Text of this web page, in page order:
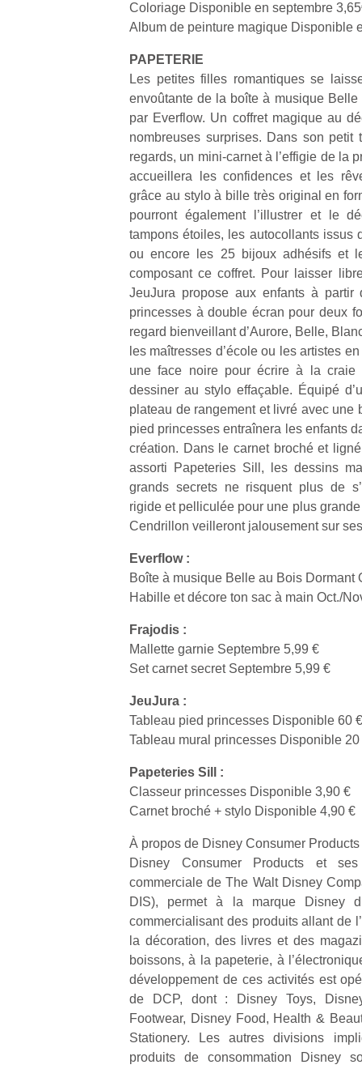
Coloriage Disponible en septembre
Album de peinture magique Disponible
PAPETERIE
Les petites filles romantiques se
envoûtante de la boîte à musique
par Everflow. Un coffret magique au
nombreuses surprises. Dans son petit
regards, un mini-carnet à l’effigie de la
accueillera les confidences et les
grâce au stylo à bille très original en
pourront également l’illustrer et le
tampons étoiles, les autocollants issus
ou encore les 25 bijoux adhésifs et
composant ce coffret. Pour laisser
JeuJura propose aux enfants à
princesses à double écran pour deux
regard bienveillant d’Aurore, Belle,
les maîtresses d’école ou les artistes
une face noire pour écrire à la craie
dessiner au stylo effaçable. Équipé
plateau de rangement et livré avec une
pied princesses entraînera les enfants
création. Dans le carnet broché et
assorti Papeteries Sill, les dessins
grands secrets ne risquent plus de
rigide et pelliculée pour une plus
Cendrillon veilleront jalousement sur
Everflow :
Boîte à musique Belle au Bois Dormant
Habille et décore ton sac à main Oct./
Frajodis :
Mallette garnie Septembre 5,99 €
Set carnet secret Septembre 5,99 €
JeuJura :
Tableau pied princesses Disponible 60 €
Tableau mural princesses Disponible 20
Papeteries Sill :
Classeur princesses Disponible 3,90 €
Carnet broché + stylo Disponible 4,90 €
À propos de Disney Consumer Products
Disney Consumer Products et
commerciale de The Walt Disney
DIS), permet à la marque Disney
commercialisant des produits allant de
la décoration, des livres et des
boissons, à la papeterie, à
développement de ces activités est
de DCP, dont : Disney Toys,
Footwear, Disney Food, Health &
Stationery. Les autres divisions
produits de consommation Disney
physique
ou